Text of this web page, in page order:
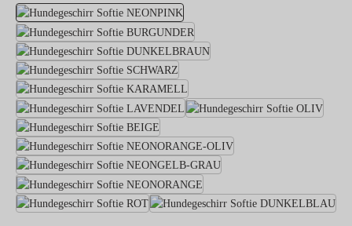
Hundegeschirr Softie
Hundegeschirr Softie LAVENDEL
Hundegeschirr Softie
Hundegeschirr Softie
Hundegeschirr Softie ROT